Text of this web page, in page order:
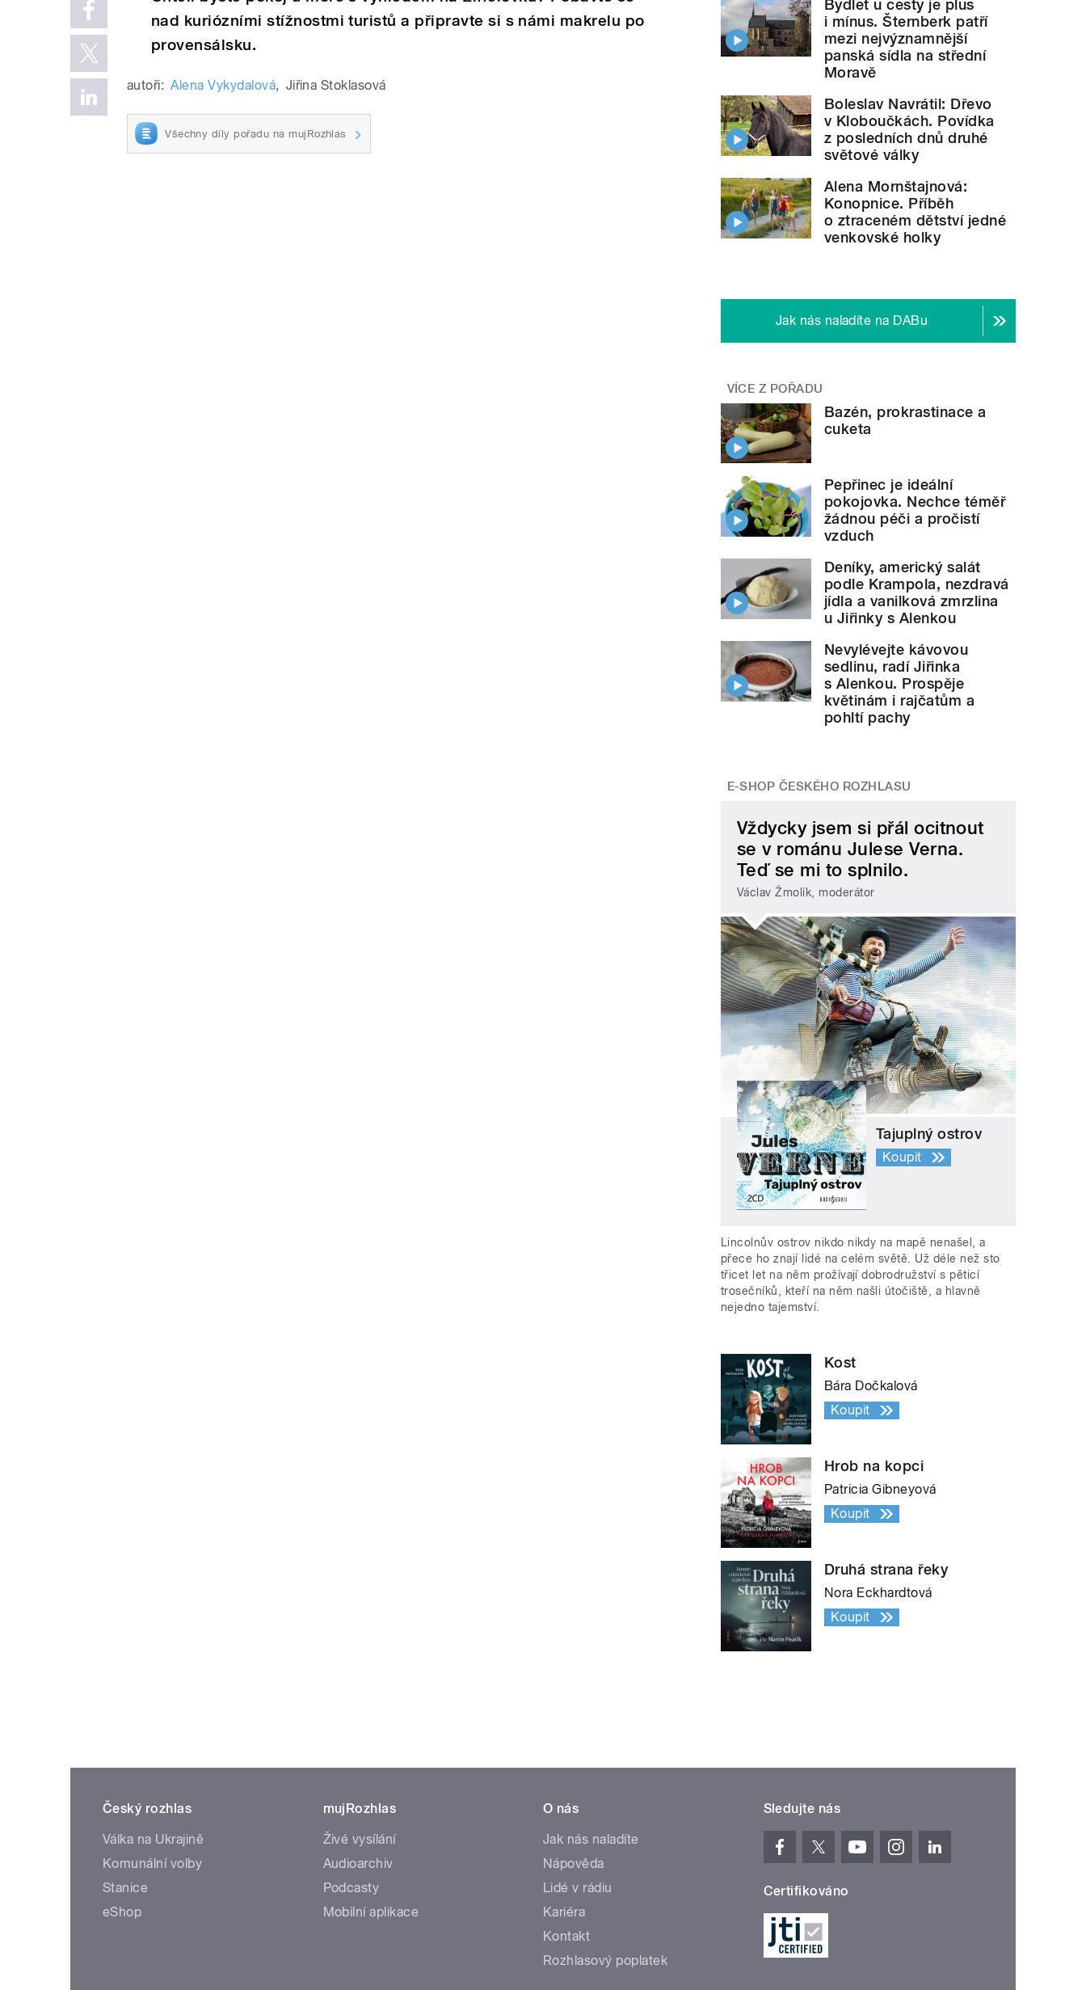
nad kuriózními stížnostmi turistů a připravte si s námi makrelu po
provensálsku.
autoři: Alena Vykydalová, Jiřina Stoklasová
Všechny díly pořadu na mujRozhlas
Bydlet u cesty je plus
i mínus. Šternberk patří
mezi nejvýznamnější
panská sídla na střední
Moravě
Boleslav Navrátil: Dřevo
v Kloboučkách. Povídka
z posledních dnů druhé
světové války
Alena Mornštajnová:
Konopnice. Příběh
o ztraceném dětství jedné
venkovské holky
Jak nás naladíte na DABu
VÍCE Z POŘADU
Bazén, prokrastinace a
cuketa
Pepřinec je ideální
pokojovka. Nechce téměř
žádnou péči a pročistí
vzduch
Deníky, americký salát
podle Krampola, nezdravá
jídla a vanilková zmrzlina
u Jiřinky s Alenkou
Nevylévejte kávovou
sedlinu, radí Jiřinka
s Alenkou. Prospěje
květinám i rajčatům a
pohltí pachy
E-SHOP ČESKÉHO ROZHLASU
Vždycky jsem si přál ocitnout
se v románu Julese Verna.
Teď se mi to splnilo.
Václav Žmolík, moderátor
Tajuplný ostrov
Koupit
Lincolnův ostrov nikdo nikdy na mapě nenašel, a
přece ho znají lidé na celém světě. Už déle než sto
třicet let na něm prožívají dobrodružství s pěticí
trosečníků, kteří na něm našli útočiště, a hlavně
nejedno tajemství.
Kost
Bára Dočkalová
Koupit
Hrob na kopci
Patricia Gibneyová
Koupit
Druhá strana řeky
Nora Eckhardtová
Koupit
Český rozhlas
Válka na Ukrajině
Komunální volby
Stanice
eShop
mujRozhlas
Živé vysílání
Audioarchiv
Podcasty
Mobilní aplikace
O nás
Jak nás naladíte
Nápověda
Lidé v rádiu
Kariéra
Kontakt
Rozhlasový poplatek
Sledujte nás
Certifikováno